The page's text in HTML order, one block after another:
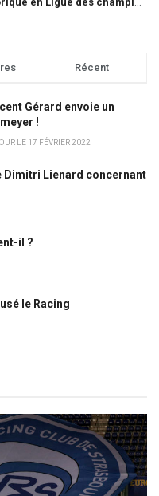
Récent
Gérard envoie un
!
LE 17 FÉVRIER 2022
Dimitri Lienard concernant
il ?
le Racing